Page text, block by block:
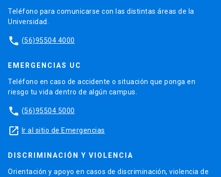
Teléfono para comunicarse con las distintas áreas de la
Universidad.
phone (56)95504 4000
EMERGENCIAS UC
Teléfono en caso de accidente o situación que ponga en
riesgo tu vida dentro de algún campus.
phone (56)95504 5000
launch Ir al sitio de Emergencias
DISCRIMINACIÓN Y VIOLENCIA
Orientación y apoyo en casos de discriminación, violencia de